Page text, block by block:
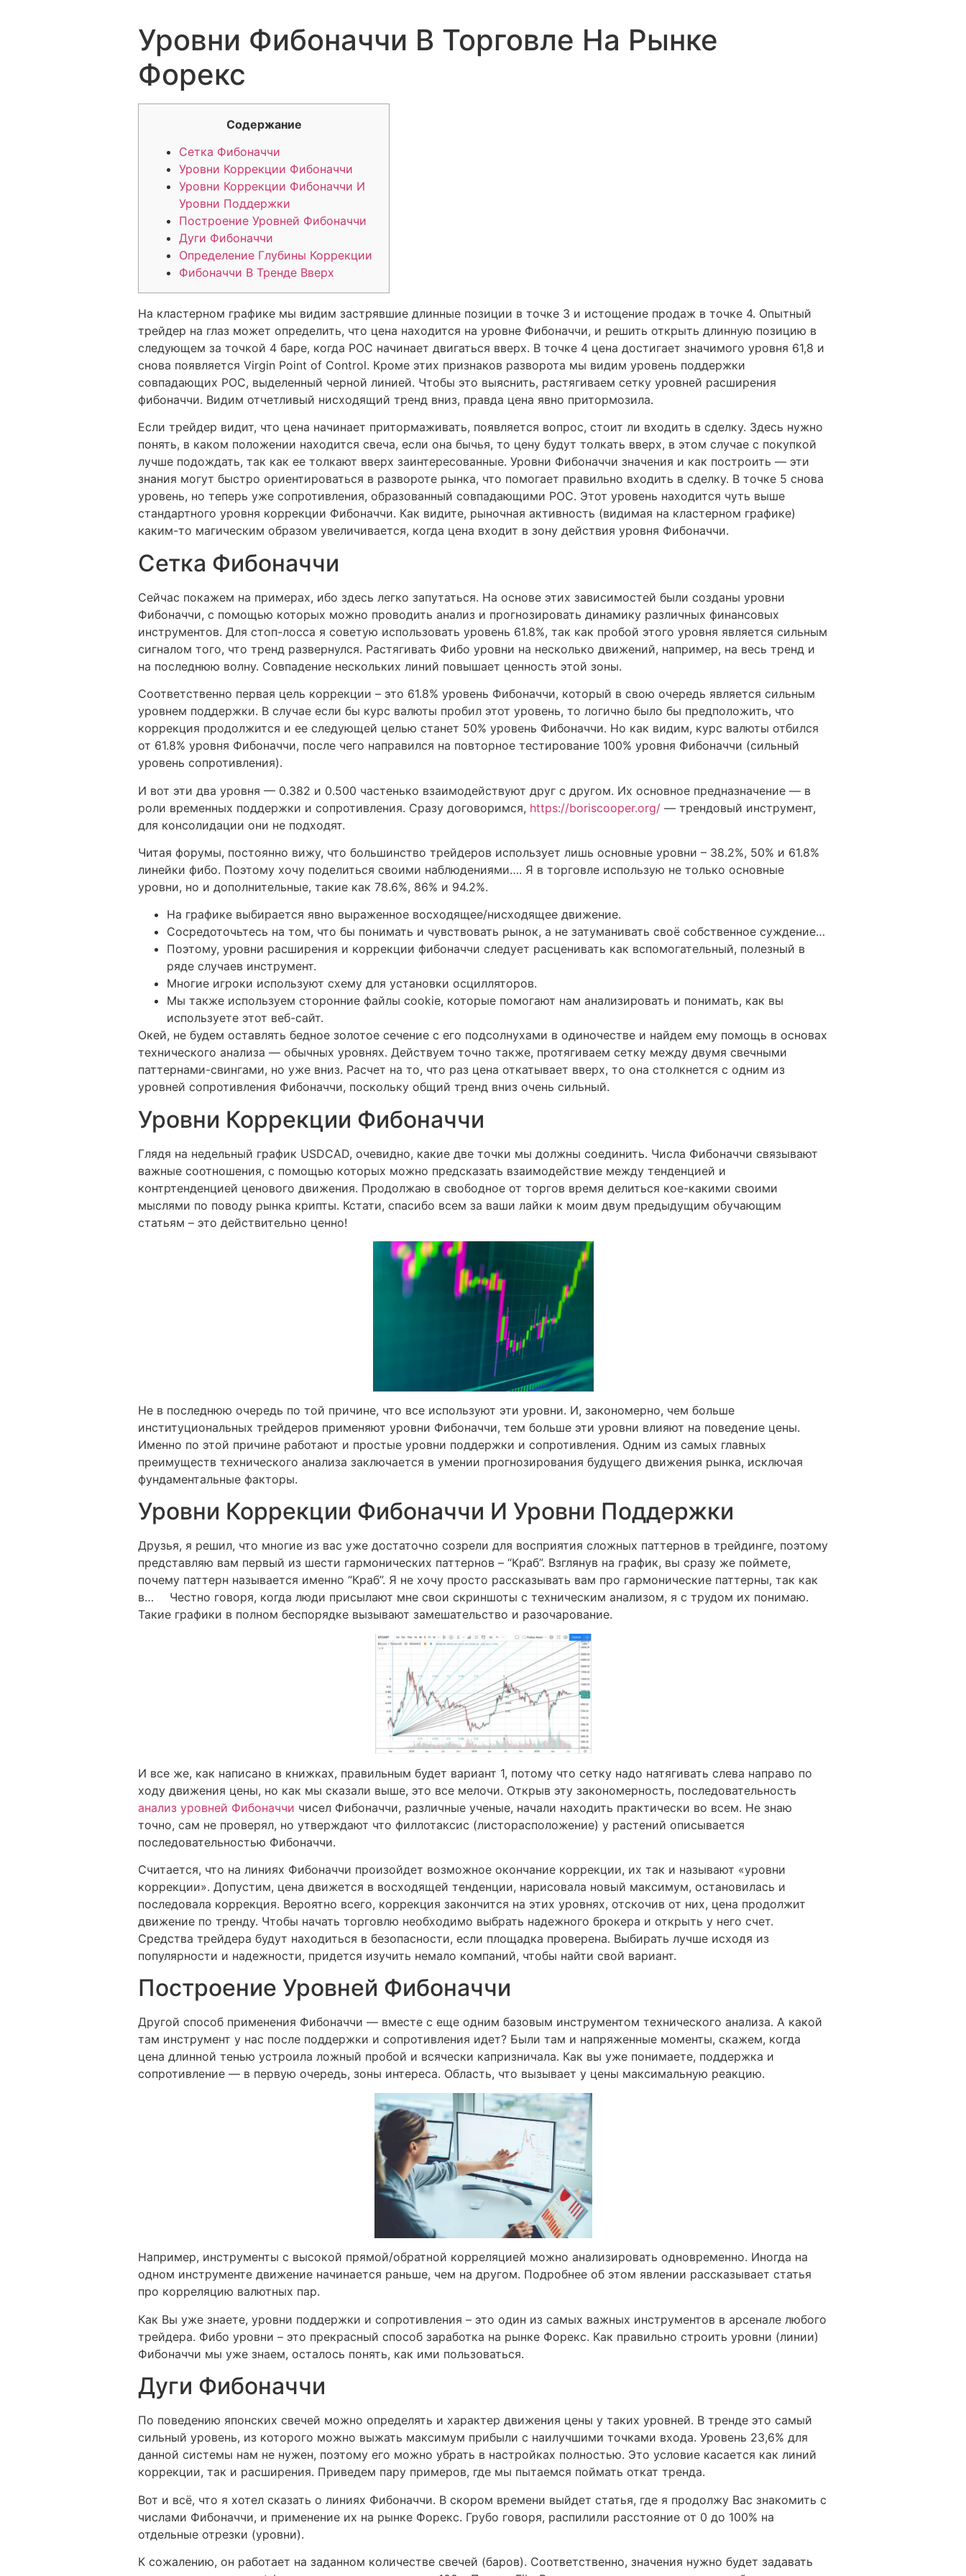
Уровни Фибоначчи В Торговле На Рынке
Форекс
Содержание
Сетка Фибоначчи
Уровни Коррекции Фибоначчи
Уровни Коррекции Фибоначчи И
Уровни Поддержки
Построение Уровней Фибоначчи
Дуги Фибоначчи
Определение Глубины Коррекции
Фибоначчи В Тренде Вверх
На кластерном графике мы видим застрявшие длинные позиции в точке 3 и истощение продаж в точке 4. Опытный
трейдер на глаз может определить, что цена находится на уровне Фибоначчи, и решить открыть длинную позицию в
следующем за точкой 4 баре, когда POC начинает двигаться вверх. В точке 4 цена достигает значимого уровня 61,8 и
снова появляется Virgin Point of Control. Кроме этих признаков разворота мы видим уровень поддержки
совпадающих POC, выделенный черной линией. Чтобы это выяснить, растягиваем сетку уровней расширения
фибоначчи. Видим отчетливый нисходящий тренд вниз, правда цена явно притормозила.
Если трейдер видит, что цена начинает притормаживать, появляется вопрос, стоит ли входить в сделку. Здесь нужно
понять, в каком положении находится свеча, если она бычья, то цену будут толкать вверх, в этом случае с покупкой
лучше подождать, так как ее толкают вверх заинтересованные. Уровни Фибоначчи значения и как построить — эти
знания могут быстро ориентироваться в развороте рынка, что помогает правильно входить в сделку. В точке 5 снова
уровень, но теперь уже сопротивления, образованный совпадающими POC. Этот уровень находится чуть выше
стандартного уровня коррекции Фибоначчи. Как видите, рыночная активность (видимая на кластерном графике)
каким-то магическим образом увеличивается, когда цена входит в зону действия уровня Фибоначчи.
Сетка Фибоначчи
Сейчас покажем на примерах, ибо здесь легко запутаться. На основе этих зависимостей были созданы уровни
Фибоначчи, с помощью которых можно проводить анализ и прогнозировать динамику различных финансовых
инструментов. Для стоп-лосса я советую использовать уровень 61.8%, так как пробой этого уровня является сильным
сигналом того, что тренд развернулся. Растягивать Фибо уровни на несколько движений, например, на весь тренд и
на последнюю волну. Совпадение нескольких линий повышает ценность этой зоны.
Соответственно первая цель коррекции – это 61.8% уровень Фибоначчи, который в свою очередь является сильным
уровнем поддержки. В случае если бы курс валюты пробил этот уровень, то логично было бы предположить, что
коррекция продолжится и ее следующей целью станет 50% уровень Фибоначчи. Но как видим, курс валюты отбился
от 61.8% уровня Фибоначчи, после чего направился на повторное тестирование 100% уровня Фибоначчи (сильный
уровень сопротивления).
И вот эти два уровня — 0.382 и 0.500 частенько взаимодействуют друг с другом. Их основное предназначение — в
роли временных поддержки и сопротивления. Сразу договоримся, https://boriscooper.org/ — трендовый инструмент,
для консолидации они не подходят.
Читая форумы, постоянно вижу, что большинство трейдеров использует лишь основные уровни – 38.2%, 50% и 61.8%
линейки фибо. Поэтому хочу поделиться своими наблюдениями…. Я в торговле использую не только основные
уровни, но и дополнительные, такие как 78.6%, 86% и 94.2%.
На графике выбирается явно выраженное восходящее/нисходящее движение.
Сосредоточьтесь на том, что бы понимать и чувствовать рынок, а не затуманивать своё собственное суждение…
Поэтому, уровни расширения и коррекции фибоначчи следует расценивать как вспомогательный, полезный в
ряде случаев инструмент.
Многие игроки используют схему для установки осцилляторов.
Мы также используем сторонние файлы cookie, которые помогают нам анализировать и понимать, как вы
используете этот веб-сайт.
Окей, не будем оставлять бедное золотое сечение с его подсолнухами в одиночестве и найдем ему помощь в основах
технического анализа — обычных уровнях. Действуем точно также, протягиваем сетку между двумя свечными
паттернами-свингами, но уже вниз. Расчет на то, что раз цена откатывает вверх, то она столкнется с одним из
уровней сопротивления Фибоначчи, поскольку общий тренд вниз очень сильный.
Уровни Коррекции Фибоначчи
Глядя на недельный график USDCAD, очевидно, какие две точки мы должны соединить. Числа Фибоначчи связывают
важные соотношения, с помощью которых можно предсказать взаимодействие между тенденцией и
контртенденцией ценового движения. Продолжаю в свободное от торгов время делиться кое-какими своими
мыслями по поводу рынка крипты. Кстати, спасибо всем за ваши лайки к моим двум предыдущим обучающим
статьям – это действительно ценно!
Не в последнюю очередь по той причине, что все используют эти уровни. И, закономерно, чем больше
институциональных трейдеров применяют уровни Фибоначчи, тем больше эти уровни влияют на поведение цены.
Именно по этой причине работают и простые уровни поддержки и сопротивления. Одним из самых главных
преимуществ технического анализа заключается в умении прогнозирования будущего движения рынка, исключая
фундаментальные факторы.
Уровни Коррекции Фибоначчи И Уровни Поддержки
Друзья, я решил, что многие из вас уже достаточно созрели для восприятия сложных паттернов в трейдинге, поэтому
представляю вам первый из шести гармонических паттернов – “Краб”. Взглянув на график, вы сразу же поймете,
почему паттерн называется именно “Краб”. Я не хочу просто рассказывать вам про гармонические паттерны, так как
в… ⠀ Честно говоря, когда люди присылают мне свои скриншоты с техническим анализом, я с трудом их понимаю.
Такие графики в полном беспорядке вызывают замешательство и разочарование.
И все же, как написано в книжках, правильным будет вариант 1, потому что сетку надо натягивать слева направо по
ходу движения цены, но как мы сказали выше, это все мелочи. Открыв эту закономерность, последовательность
анализ уровней Фибоначчи чисел Фибоначчи, различные ученые, начали находить практически во всем. Не знаю
точно, сам не проверял, но утверждают что филлотаксис (листорасположение) у растений описывается
последовательностью Фибоначчи.
Считается, что на линиях Фибоначчи произойдет возможное окончание коррекции, их так и называют «уровни
коррекции». Допустим, цена движется в восходящей тенденции, нарисовала новый максимум, остановилась и
последовала коррекция. Вероятно всего, коррекция закончится на этих уровнях, отскочив от них, цена продолжит
движение по тренду. Чтобы начать торговлю необходимо выбрать надежного брокера и открыть у него счет.
Средства трейдера будут находиться в безопасности, если площадка проверена. Выбирать лучше исходя из
популярности и надежности, придется изучить немало компаний, чтобы найти свой вариант.
Построение Уровней Фибоначчи
Другой способ применения Фибоначчи — вместе с еще одним базовым инструментом технического анализа. А какой
там инструмент у нас после поддержки и сопротивления идет? Были там и напряженные моменты, скажем, когда
цена длинной тенью устроила ложный пробой и всячески капризничала. Как вы уже понимаете, поддержка и
сопротивление — в первую очередь, зоны интереса. Область, что вызывает у цены максимальную реакцию.
Например, инструменты с высокой прямой/обратной корреляцией можно анализировать одновременно. Иногда на
одном инструменте движение начинается раньше, чем на другом. Подробнее об этом явлении рассказывает статья
про корреляцию валютных пар.
Как Вы уже знаете, уровни поддержки и сопротивления – это один из самых важных инструментов в арсенале любого
трейдера. Фибо уровни – это прекрасный способ заработка на рынке Форекс. Как правильно строить уровни (линии)
Фибоначчи мы уже знаем, осталось понять, как ими пользоваться.
Дуги Фибоначчи
По поведению японских свечей можно определять и характер движения цены у таких уровней. В тренде это самый
сильный уровень, из которого можно выжать максимум прибыли с наилучшими точками входа. Уровень 23,6% для
данной системы нам не нужен, поэтому его можно убрать в настройках полностью. Это условие касается как линий
коррекции, так и расширения. Приведем пару примеров, где мы пытаемся поймать откат тренда.
Вот и всё, что я хотел сказать о линиях Фибоначчи. В скором времени выйдет статья, где я продолжу Вас знакомить с
числами Фибоначчи, и применение их на рынке Форекс. Грубо говоря, распилили расстояние от 0 до 100% на
отдельные отрезки (уровни).
К сожалению, он работает на заданном количестве свечей (баров). Соответственно, значения нужно будет задавать